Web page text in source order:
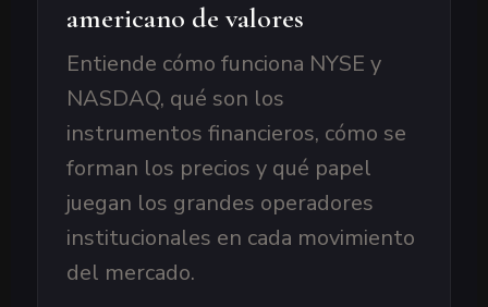
americano de valores
Entiende cómo funciona NYSE y
NASDAQ, qué son los
instrumentos financieros, cómo se
forman los precios y qué papel
juegan los grandes operadores
institucionales en cada movimiento
del mercado.